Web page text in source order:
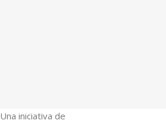
Una iniciativa de